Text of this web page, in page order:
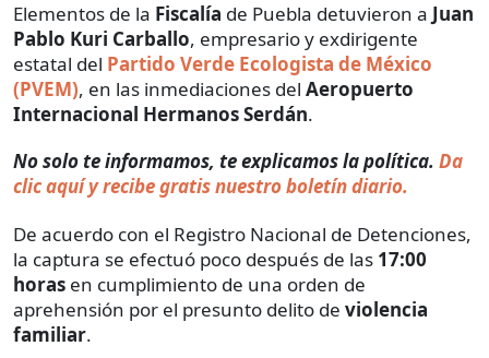
Elementos de la Fiscalía de Puebla detuvieron a Juan
Pablo Kuri Carballo, empresario y exdirigente
estatal del Partido Verde Ecologista de México
(PVEM), en las inmediaciones del Aeropuerto
Internacional Hermanos Serdán.
No solo te informamos, te explicamos la política. Da
clic aquí y recibe gratis nuestro boletín diario.
De acuerdo con el Registro Nacional de Detenciones,
la captura se efectuó poco después de las 17:00
horas en cumplimiento de una orden de
aprehensión por el presunto delito de violencia
familiar.